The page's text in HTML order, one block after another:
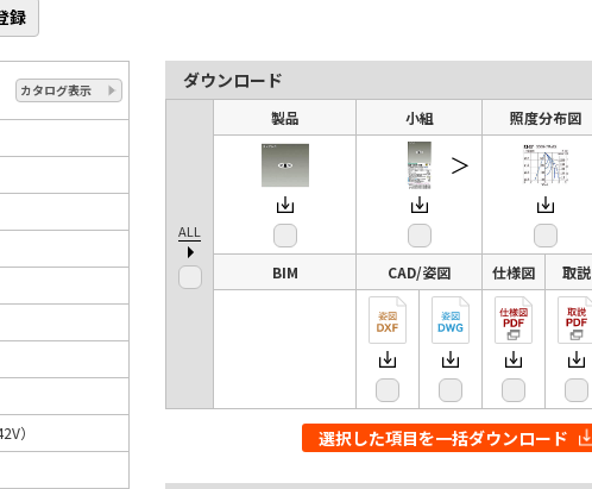
録
カタログ表示
）
ダウンロード
ALL
製品 小組 照度分布図
＞
BIM CAD/姿図 仕様図 取説
選択した項目を一括ダウンロード